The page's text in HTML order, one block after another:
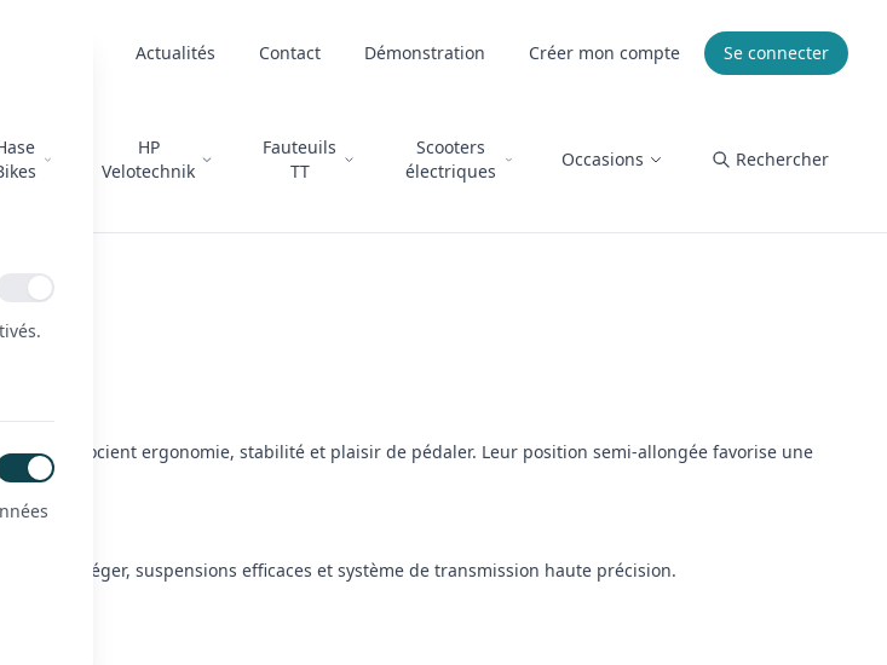
Actualités Contact Démonstration Créer mon compte Se connecter
HP
Velotechnik
Fauteuils
TT
Scooters
électriques
Occasions Rechercher
vélos associent ergonomie, stabilité et plaisir de pédaler. Leur position semi-allongée favorise une
rigide et léger, suspensions efficaces et système de transmission haute précision.